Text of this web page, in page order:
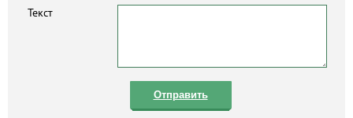
Текст
Отправить